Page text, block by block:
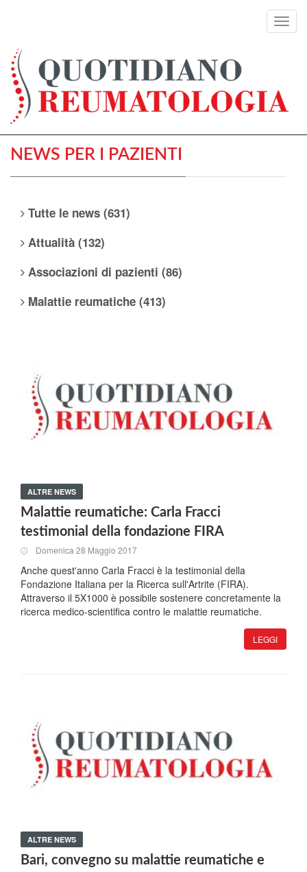
NEWS PER I PAZIENTI
Tutte le news (631)
Attualità (132)
Associazioni di pazienti (86)
Malattie reumatiche (413)
ALTRE NEWS
Malattie reumatiche: Carla Fracci
testimonial della fondazione FIRA
Domenica 28 Maggio 2017
Anche quest'anno Carla Fracci è la testimonial della
Fondazione Italiana per la Ricerca sull'Artrite (FIRA).
Attraverso il 5X1000 è possibile sostenere concretamente la
ricerca medico-scientifica contro le malattie reumatiche.
LEGGI
ALTRE NEWS
Bari, convegno su malattie reumatiche e